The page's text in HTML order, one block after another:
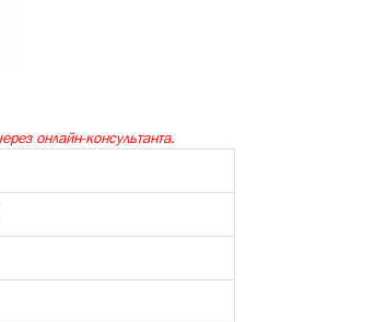
онлайн-консультанта.